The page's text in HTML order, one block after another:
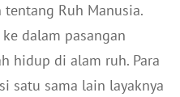
Ruh Manusia.
dalam pasangan
hidup di alam ruh. Para
satu sama lain layaknya